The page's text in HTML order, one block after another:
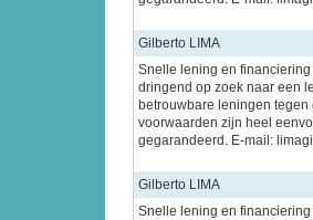
Gilberto LIMA
Snelle lening en
dringend op zoek naar een
betrouwbare leningen tegen
voorwaarden zijn heel
gegarandeerd. E-mail:
Gilberto LIMA
Snelle lening en